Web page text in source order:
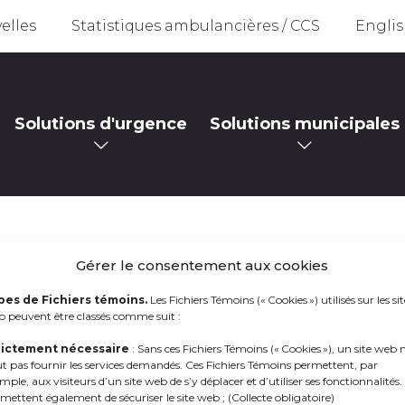
Gérer le consentement aux cookies
de Fichiers témoins. Les Fichiers Témoins (« Cookies ») utilisés sur les
peuvent être classés comme suit :
nécessaire : Sans ces Fichiers Témoins (« Cookies »), un site web
pas fournir les services demandés. Ces Fichiers Témoins permettent, par
aux visiteurs d’un site web de s’y déplacer et d’utiliser ses fonctionnalités.
également de sécuriser le site web ; (Collecte obligatoire)
Statistiques ambulancières / CCS
Solutions d'urgence Solutions municipales
FÊTE SES 35 ANS